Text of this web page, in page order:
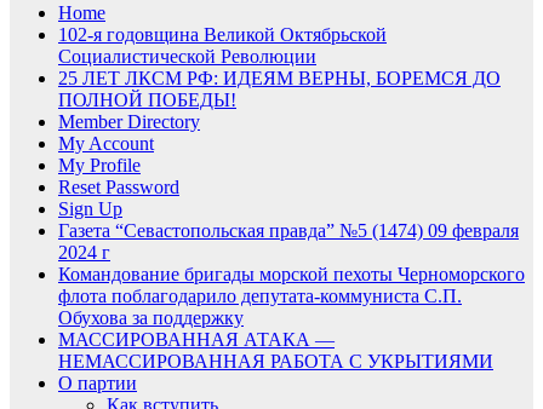
Home
102-я годовщина Великой Октябрьской
Социалистической Революции
25 ЛЕТ ЛКСМ РФ: ИДЕЯМ ВЕРНЫ, БОРЕМСЯ ДО
ПОЛНОЙ ПОБЕДЫ!
Member Directory
My Account
My Profile
Reset Password
Sign Up
Газета “Севастопольская правда” №5 (1474) 09 февраля
2024 г
Командование бригады морской пехоты Черноморского
флота поблагодарило депутата-коммуниста С.П.
Обухова за поддержку
МАССИРОВАННАЯ АТАКА —
НЕМАССИРОВАННАЯ РАБОТА С УКРЫТИЯМИ
О партии
Как вступить